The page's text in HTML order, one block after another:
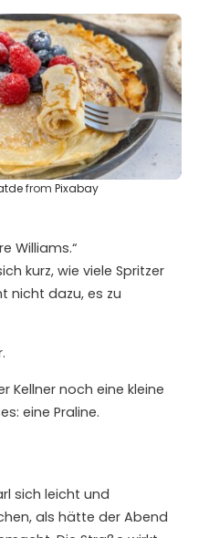
from Pixabay
Williams.“
kurz, wie viele Spritzer
nicht dazu, es zu
Kellner noch eine kleine
eine Praline.
sich leicht und
als hätte der Abend